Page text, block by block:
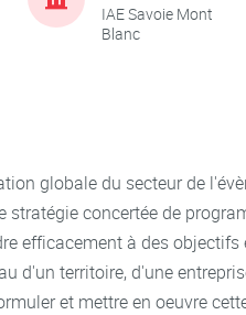
IAE Savoie Mont
Blanc
globale du secteur de
stratégie concertée de
efficacement à des
d'un territoire, d'une
et mettre en oeuvre